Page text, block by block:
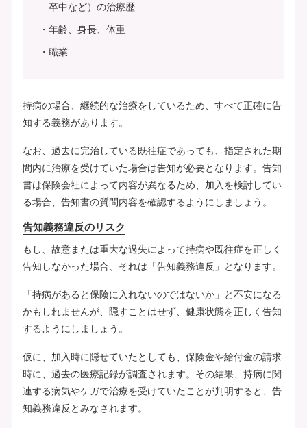
卒中など）の治療歴
年齢、身長、体重
職業
持病の場合、継続的な治療をしているため、すべて正確に告
知する義務があります。
なお、過去に完治している既往症であっても、指定された期
間内に治療を受けていた場合は告知が必要となります。告知
書は保険会社によって内容が異なるため、加入を検討してい
る場合、告知書の質問内容を確認するようにしましょう。
告知義務違反のリスク
もし、故意または重大な過失によって持病や既往症を正しく
告知しなかった場合、それは「告知義務違反」となります。
「持病があると保険に入れないのではないか」と不安になる
かもしれませんが、隠すことはせず、健康状態を正しく告知
するようにしましょう。
仮に、加入時に隠せていたとしても、保険金や給付金の請求
時に、過去の医療記録が調査されます。その結果、持病に関
連する病気やケガで治療を受けていたことが判明すると、告
知義務違反とみなされます。